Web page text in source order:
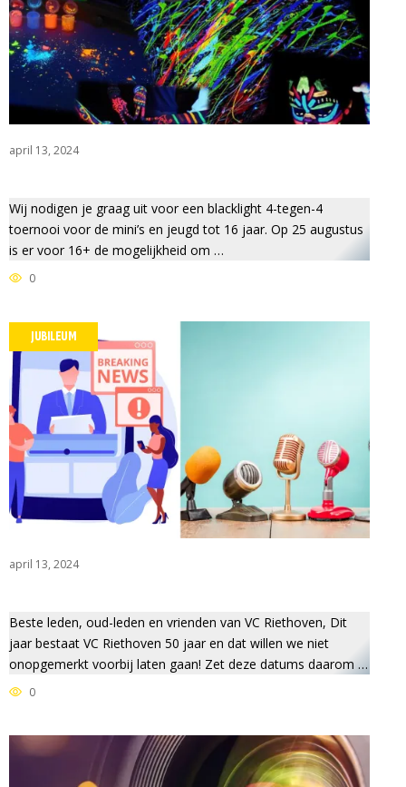
april 13, 2024
Wij nodigen je graag uit voor een blacklight 4-tegen-4
toernooi voor de mini’s en jeugd tot 16 jaar. Op 25 augustus
is er voor 16+ de mogelijkheid om …
0
JUBILEUM
april 13, 2024
Beste leden, oud-leden en vrienden van VC Riethoven, Dit
jaar bestaat VC Riethoven 50 jaar en dat willen we niet
onopgemerkt voorbij laten gaan! Zet deze datums daarom …
0